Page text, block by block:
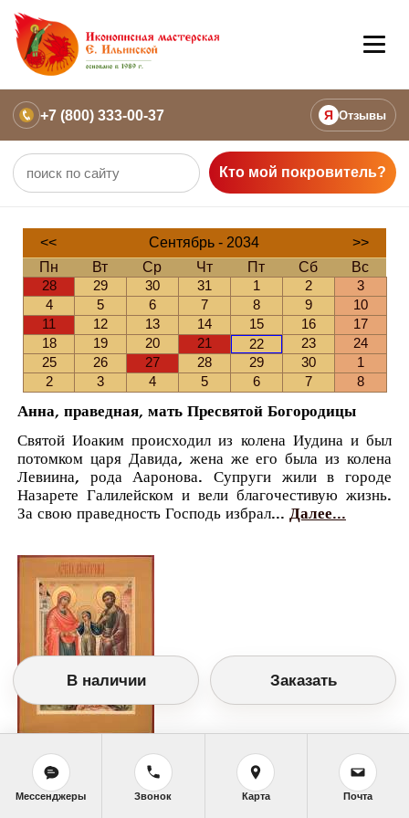
+7 (800) 333-00-37 Я Отзывы
Кто мой покровитель?
<< Сентябрь - 2034
>>
Пн
Вт Ср Чт Пт Сб
Вс
28
29 30 31 1 2
3
4
5 6 7 8 9
10
11
12 13 14 15 16
17
18
19 20 21 22 23
24
25
26 27 28 29 30
1
2
3 4 5 6 7 8
Анна, праведная, мать Пресвятой Богородицы
Святой Иоаким происходил из колена Иудина и был
потомком царя Давида, жена же его была из колена
Левиина, рода Ааронова. Супруги жили в городе
Назарете Галилейском и вели благочестивую жизнь.
За свою праведность Господь избрал... Далее...
Православный календарь
<< Пятница, 22 Сентября (9 Сентября по
старому стилю)>>
В наличии Заказать
Мессенджеры Звонок Карта Почта